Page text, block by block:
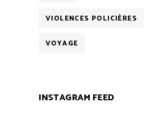
VIOLENCES POLICIÈRES
VOYAGE
INSTAGRAM FEED